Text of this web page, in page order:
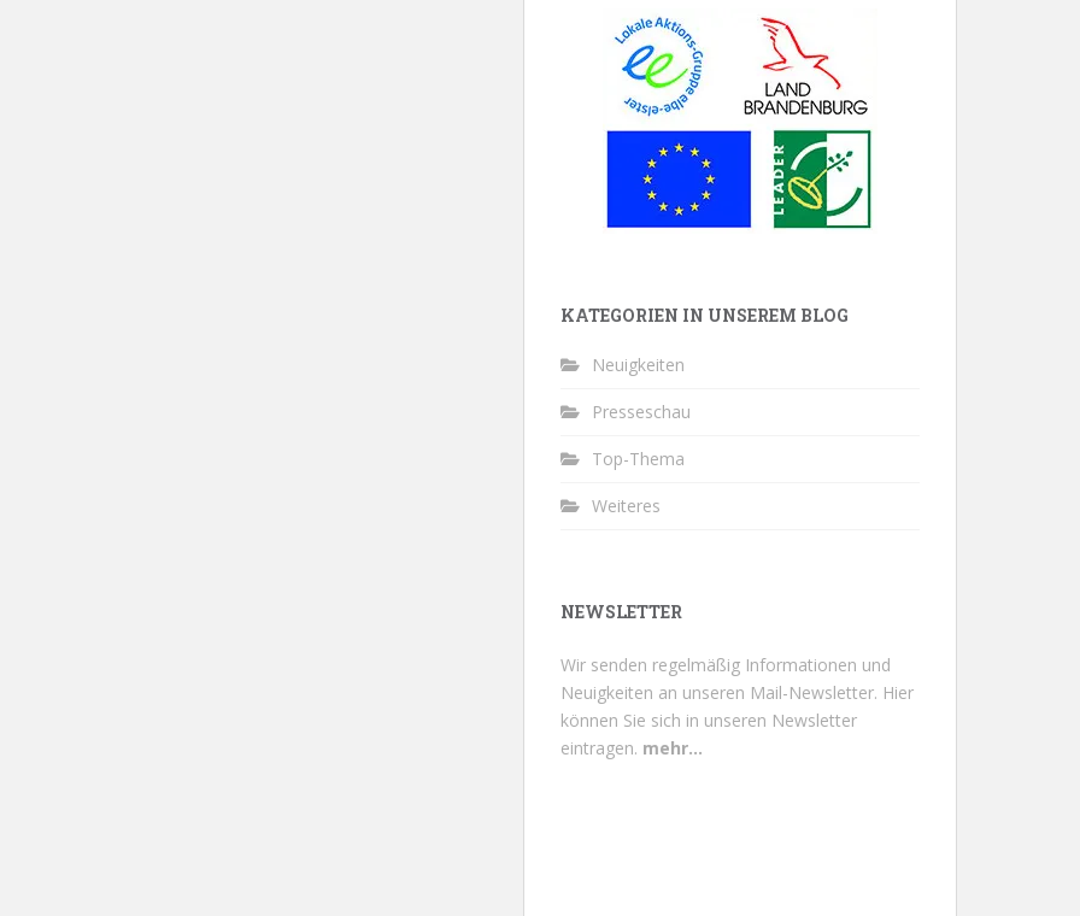
KATEGORIEN IN UNSEREM BLOG
Neuigkeiten
Presseschau
Top-Thema
Weiteres
NEWSLETTER
Wir senden regelmäßig Informationen und
Neuigkeiten an unseren Mail-Newsletter. Hier
können Sie sich in unseren Newsletter
eintragen. mehr...